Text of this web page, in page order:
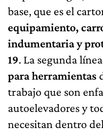
base, que es el
equipamiento,
indumentaria y
19. La segunda
para herramientas
trabajo que son
autoelevadores y
necesitan dentro